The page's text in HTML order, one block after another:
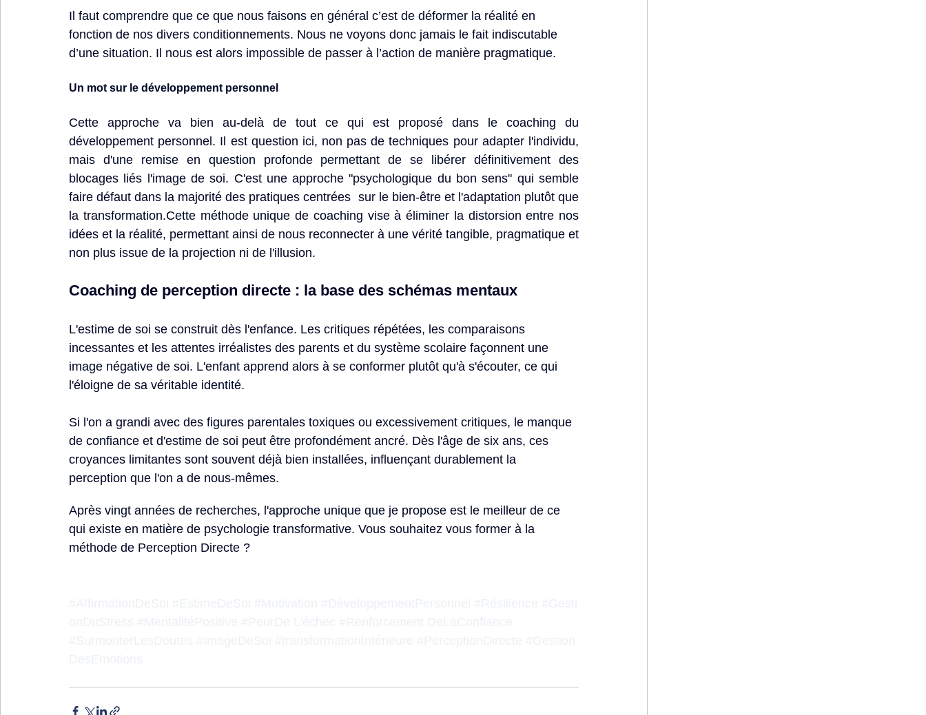
Il faut comprendre que ce que nous faisons en général c’est de déformer la réalité en
fonction de nos divers conditionnements. Nous ne voyons donc jamais le fait indiscutable
d’une situation. Il nous est alors impossible de passer à l’action de manière pragmatique.
Un mot sur le développement personnel
Cette approche va bien au-delà de tout ce qui est proposé dans le coaching du
développement personnel. Il est question ici, non pas de techniques pour adapter l'individu,
mais d'une remise en question profonde permettant de se libérer définitivement des
blocages liés l'image de soi. C'est une approche "psychologique du bon sens" qui semble
faire défaut dans la majorité des pratiques centrées  sur le bien-être et l'adaptation plutôt que
la transformation.Cette méthode unique de coaching vise à éliminer la distorsion entre nos
idées et la réalité, permettant ainsi de nous reconnecter à une vérité tangible, pragmatique et
non plus issue de la projection ni de l'illusion.
Coaching de perception directe : la base des schémas mentaux
L'estime de soi se construit dès l'enfance. Les critiques répétées, les comparaisons
incessantes et les attentes irréalistes des parents et du système scolaire façonnent une
image négative de soi. L'enfant apprend alors à se conformer plutôt qu'à s'écouter, ce qui
l'éloigne de sa véritable identité.
Si l'on a grandi avec des figures parentales toxiques ou excessivement critiques, le manque
de confiance et d'estime de soi peut être profondément ancré. Dès l'âge de six ans, ces
croyances limitantes sont souvent déjà bien installées, influençant durablement la
perception que l'on a de nous-mêmes.
Après vingt années de recherches, l'approche unique que je propose est le meilleur de ce
qui existe en matière de psychologie transformative. Vous souhaitez vous former à la
méthode de Perception Directe ?